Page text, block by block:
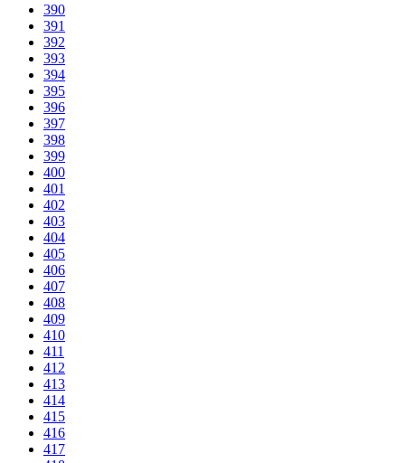
390
391
392
393
394
395
396
397
398
399
400
401
402
403
404
405
406
407
408
409
410
411
412
413
414
415
416
417